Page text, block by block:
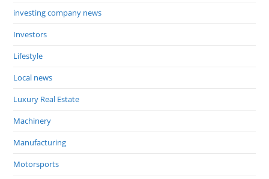
investing company news
Investors
Lifestyle
Local news
Luxury Real Estate
Machinery
Manufacturing
Motorsports